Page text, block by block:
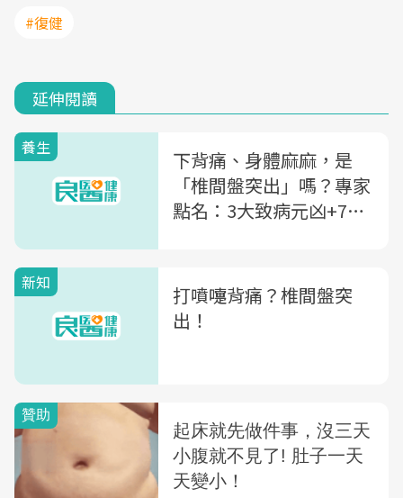
#復健
延伸閱讀
養生
下背痛、身體麻麻，是
「椎間盤突出」嗎？專家
點名：3大致病元凶+7預
新知
打噴嚏背痛？椎間盤突
出！